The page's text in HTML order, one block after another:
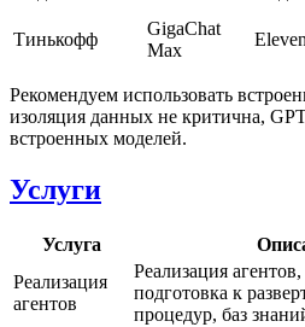
Тинькофф
GigaChat
Max
Рекомендуем использовать
изоляция данных не критична,
встроенных моделей.
Услуги
Услуга
Реализация
агентов
Реализация
подготовка к
процедур, баз